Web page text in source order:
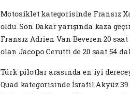
Motosiklet kategorisinde Fransız
oldu. Son Dakar yarışında kaza
Fransız Adrien Van Beveren 20
olan Jacopo Cerutti de 20 saat 54
Türk pilotlar arasında en iyi
Quad kategorisinde İsrafil Akyüz